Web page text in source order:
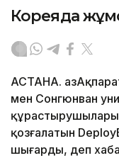
Кореяда
АСТАНА.
мен Сонгюнван
құрастырушылары
қозғалатын
шығарды, деп